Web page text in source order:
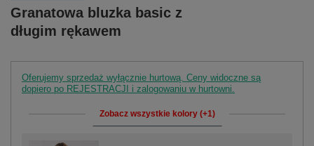
Granatowa bluzka basic z
długim rękawem
Oferujemy sprzedaż wyłącznie hurtową. Ceny widoczne są
dopiero po REJESTRACJI i zalogowaniu w hurtowni.
Zobacz wszystkie kolory (+1)